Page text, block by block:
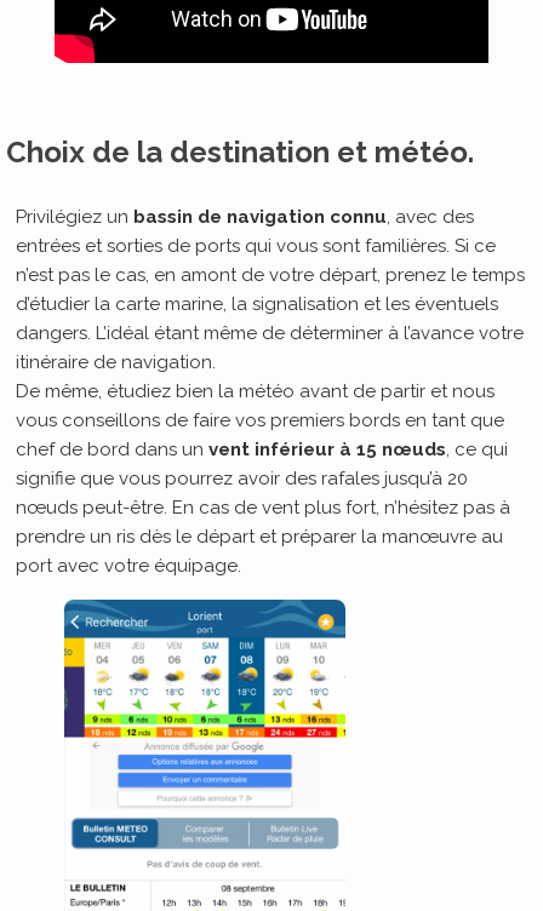
Choix de la destination et météo.
Privilégiez un bassin de navigation connu , avec des
entrées et sorties de ports qui vous sont familières. Si ce
n’est pas le cas, en amont de votre départ, prenez le temps
d’étudier la carte marine, la signalisation et les éventuels
dangers. L’idéal étant même de déterminer à l’avance votre
itinéraire de navigation.
De même, étudiez bien la météo avant de partir et nous
vous conseillons de faire vos premiers bords en tant que
chef de bord dans un vent inférieur à 15 nœuds , ce qui
signifie que vous pourrez avoir des rafales jusqu’à 20
nœuds peut-être. En cas de vent plus fort, n’hésitez pas à
prendre un ris dès le départ et préparer la manœuvre au
port avec votre équipage.